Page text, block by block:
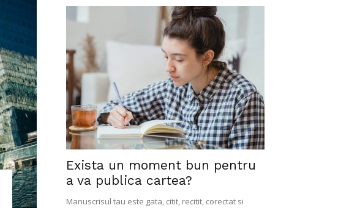
Exista un moment bun pentru
a va publica cartea?
Manuscrisul tau este gata, citit, recitit, corectat si